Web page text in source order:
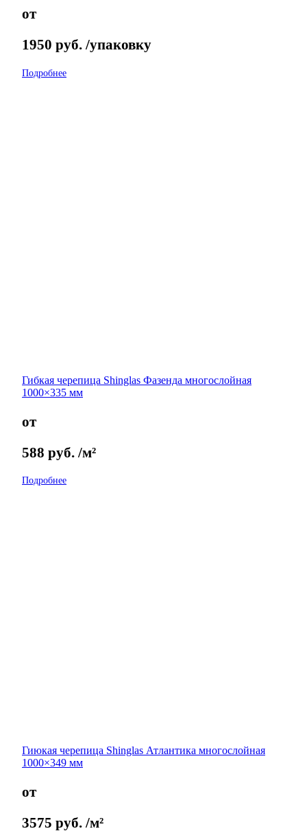
от
1950 руб. /упаковку
Подробнее
Гибкая черепица Shinglas Фазенда многослойная
1000×335 мм
от
588 руб. /м²
Подробнее
Гиюкая черепица Shinglas Атлантика многослойная
1000×349 мм
от
3575 руб. /м²